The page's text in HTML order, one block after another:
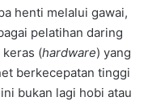
henti melalui gawai,
pelatihan daring
(hardware) yang
berkecepatan tinggi
bukan lagi hobi atau